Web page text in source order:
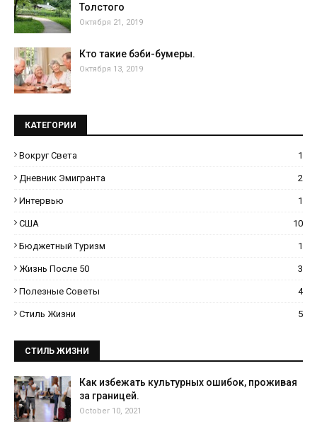
Толстого
Октября 21, 2019
Кто такие бэби-бумеры.
Октября 13, 2019
КАТЕГОРИИ
Вокруг Света 1
Дневник Эмигранта 2
Интервью 1
США 10
Бюджетный Туризм 1
Жизнь После 50 3
Полезные Советы 4
Стиль Жизни 5
СТИЛЬ ЖИЗНИ
Как избежать культурных ошибок, проживая
за границей.
October 10, 2021